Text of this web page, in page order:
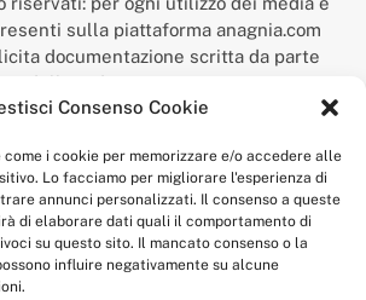
Consenso Cookie
i cookie per memorizzare e/o accedere alle
Lo facciamo per migliorare l'esperienza di
annunci personalizzati. Il consenso a queste
di elaborare dati quali il comportamento di
su questo sito. Il mancato consenso o la
influire negativamente su alcune
sulla piattaforma anagnia.com
documentazione scritta da parte
della redazione.
registrato presso l’Ufficio Italiano
Economico,
302017000014044 del 9 febbraio 2017.
redazione@anagnia.com